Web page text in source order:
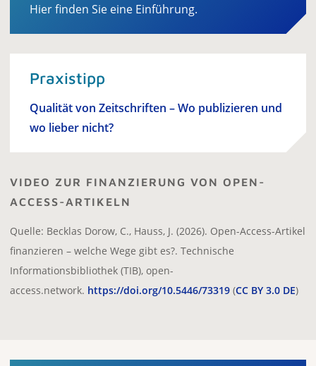
Hier finden Sie eine Einführung.
Praxistipp
Qualität von Zeitschriften – Wo publizieren und
wo lieber nicht?
VIDEO ZUR FINANZIERUNG VON OPEN-
ACCESS-ARTIKELN
Quelle: Becklas Dorow, C., Hauss, J. (2026). Open-Access-Artikel
finanzieren – welche Wege gibt es?. Technische
Informationsbibliothek (TIB), open-
access.network. https://doi.org/10.5446/73319 (CC BY 3.0 DE)